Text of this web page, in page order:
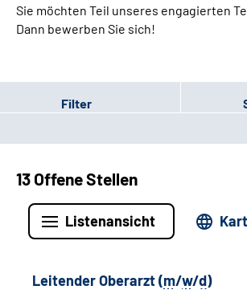
Sie möchten Teil unseres engagierten
Dann bewerben Sie sich!
Filter
13 Offene Stellen
Listenansicht
Leitender Oberarzt (m/w/d)